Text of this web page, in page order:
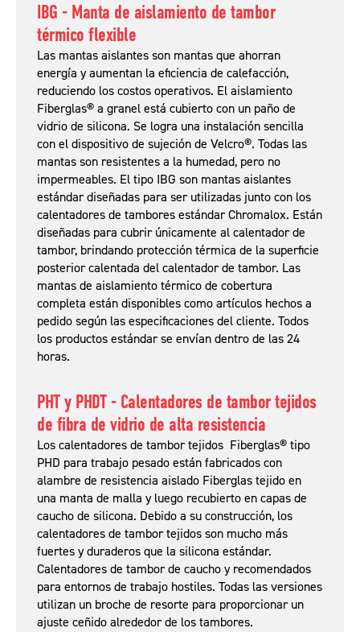
IBG - Manta de aislamiento de tambor
térmico flexible
Las mantas aislantes son mantas que ahorran
energía y aumentan la eficiencia de calefacción,
reduciendo los costos operativos. El aislamiento
Fiberglas® a granel está cubierto con un paño de
vidrio de silicona. Se logra una instalación sencilla
con el dispositivo de sujeción de Velcro®. Todas las
mantas son resistentes a la humedad, pero no
impermeables. El tipo IBG son mantas aislantes
estándar diseñadas para ser utilizadas junto con los
calentadores de tambores estándar Chromalox. Están
diseñadas para cubrir únicamente al calentador de
tambor, brindando protección térmica de la superficie
posterior calentada del calentador de tambor. Las
mantas de aislamiento térmico de cobertura
completa están disponibles como artículos hechos a
pedido según las especificaciones del cliente. Todos
los productos estándar se envían dentro de las 24
horas.
PHT y PHDT - Calentadores de tambor tejidos
de fibra de vidrio de alta resistencia
Los calentadores de tambor tejidos Fiberglas® tipo
PHD para trabajo pesado están fabricados con
alambre de resistencia aislado Fiberglas tejido en
una manta de malla y luego recubierto en capas de
caucho de silicona. Debido a su construcción, los
calentadores de tambor tejidos son mucho más
fuertes y duraderos que la silicona estándar.
Calentadores de tambor de caucho y recomendados
para entornos de trabajo hostiles. Todas las versiones
utilizan un broche de resorte para proporcionar un
ajuste ceñido alrededor de los tambores.